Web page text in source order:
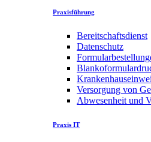
Praxisführung
Bereitschaftsdienst
Datenschutz
Versorgung von
Abwesenheit und
Praxis IT